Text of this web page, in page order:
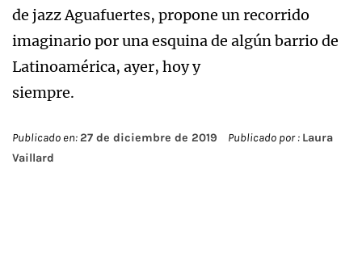
de jazz Aguafuertes, propone un recorrido
imaginario por una esquina de algún barrio de
Latinoamérica, ayer, hoy y
siempre.
Publicado en:27 de diciembre de 2019 Publicado por : Laura
Vaillard